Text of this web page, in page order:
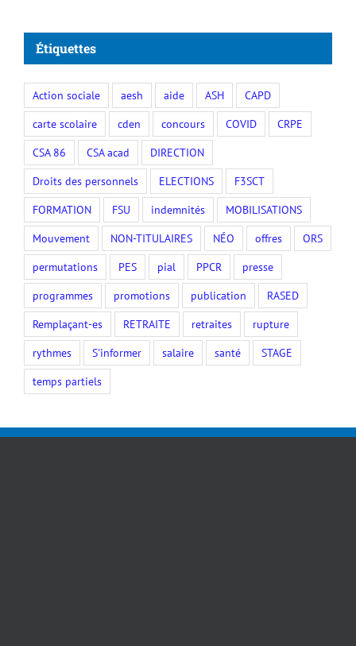
Étiquettes
Action sociale aesh aide ASH
CAPD
carte scolaire
cden concours COVID
CRPE
CSA 86
CSA acad
DIRECTION
Droits des personnels
ELECTIONS
F3SCT
FORMATION
FSU indemnités
MOBILISATIONS
Mouvement
NON-TITULAIRES NÉO offres
ORS
permutations
PES pial PPCR
presse
programmes
promotions publication
RASED
Remplaçant-es
RETRAITE retraites
rupture
rythmes
S'informer salaire santé
STAGE
temps partiels